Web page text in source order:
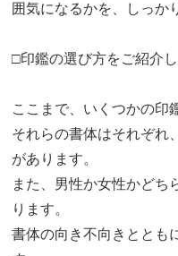
囲気になるかを、しっか
□印鑑の選び方をご紹介し
ここまで、いくつかの印
それらの書体はそれぞれ
があります。
また、男性か女性かどち
ります。
書体の向き不向きととも